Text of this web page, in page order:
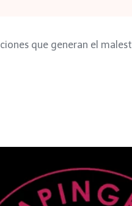
que generan el